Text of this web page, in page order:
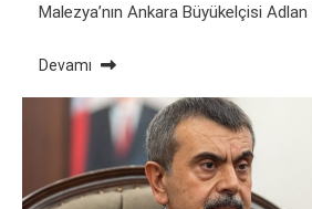
Malezya’nın Ankara Büyükelçisi
Devamı